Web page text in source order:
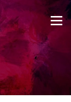
Meny